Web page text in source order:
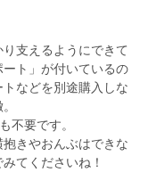
支えるようにできて
ト」が付いているの
などを別途購入しな
不要です。
きやおんぶはできな
てくださいね！